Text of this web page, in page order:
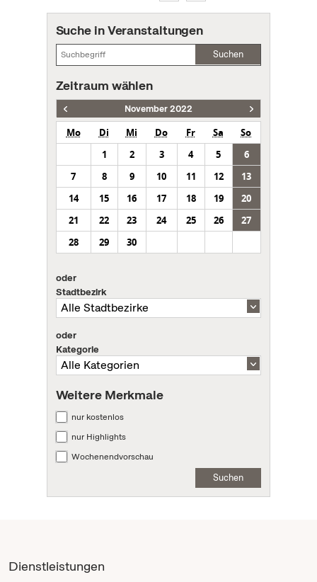
Suche in Veranstaltungen
Suchen
Zeitraum wählen
November 2022
Mo Di Mi Do Fr Sa
So
1
2 3 4 5
6
7
8 9 10 11 12
13
14
15 16 17 18 19
20
21
22 23 24 25 26
27
28
29 30
oder
Stadtbezirk
oder
Kategorie
Weitere Merkmale
nur kostenlos
nur Highlights
Wochenendvorschau
Suchen
Dienstleistungen